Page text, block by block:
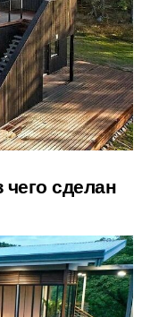
чего сделан